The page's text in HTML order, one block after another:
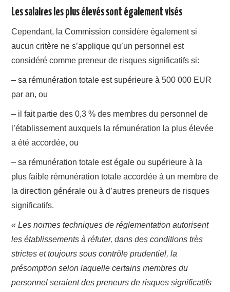
Les salaires les plus élevés sont également visés
Cependant, la Commission considère également si
aucun critère ne s’applique qu’un personnel est
considéré comme preneur de risques significatifs si:
– sa rémunération totale est supérieure à 500 000 EUR
par an, ou
– il fait partie des 0,3 % des membres du personnel de
l’établissement auxquels la rémunération la plus élevée
a été accordée, ou
– sa rémunération totale est égale ou supérieure à la
plus faible rémunération totale accordée à un membre de
la direction générale ou à d’autres preneurs de risques
significatifs.
« Les normes techniques de réglementation autorisent
les établissements à réfuter, dans des conditions très
strictes et toujours sous contrôle prudentiel, la
présomption selon laquelle certains membres du
personnel seraient des preneurs de risques significatifs